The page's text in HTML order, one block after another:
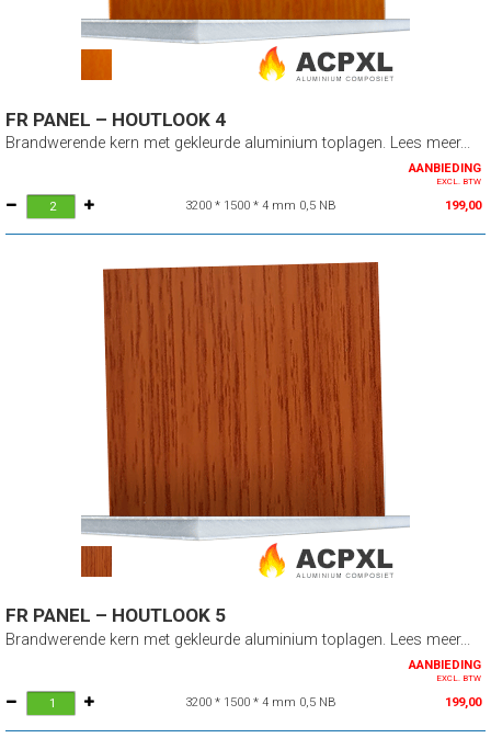
FR PANEL – HOUTLOOK 4
Brandwerende kern met gekleurde aluminium toplagen. Lees meer...
AANBIEDING
EXCL. BTW
3200 * 1500 * 4 mm 0,5 NB 199,00
FR PANEL – HOUTLOOK 5
Brandwerende kern met gekleurde aluminium toplagen. Lees meer...
AANBIEDING
EXCL. BTW
3200 * 1500 * 4 mm 0,5 NB 199,00